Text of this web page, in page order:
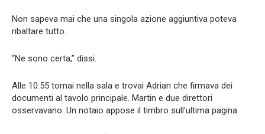
Non sapeva mai che una singola azione aggiuntiva poteva
ribaltare tutto.
“Ne sono certa,” dissi.
Alle 10:55 tornai nella sala e trovai Adrian che firmava dei
documenti al tavolo principale. Martin e due direttori
osservavano. Un notaio appose il timbro sull’ultima pagina.